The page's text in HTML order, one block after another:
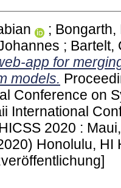
; Bongarth,
; Bartelt,
app for
models.
Conference on
International
2020 :
Honolulu, HI